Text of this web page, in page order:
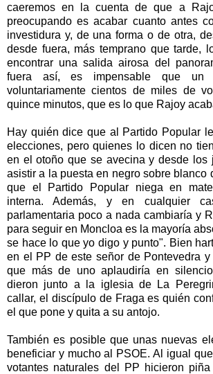
caeremos en la cuenta de que a
preocupando es acabar cuanto antes
investidura y, de una forma o de otra,
desde fuera, más temprano que tarde,
encontrar una salida airosa del
fuera así, es impensable que un
voluntariamente cientos de miles de
quince minutos, que es lo que Rajoy
Hay quién dice que al Partido Popular
elecciones, pero quienes lo dicen no
en el otoño que se avecina y desde los
asistir a la puesta en negro sobre blanco
que el Partido Popular niega en
interna. Además, y en cualquier
parlamentaria poco a nada cambiaría y
para seguir en Moncloa es la mayoría
se hace lo que yo digo y punto". Bien
en el PP de este señor de Pontevedra
que más de uno aplaudiría en
dieron junto a la iglesia de La
callar, el discípulo de Fraga es quién
el que pone y quita a su antojo.
También es posible que unas nuevas
beneficiar y mucho al PSOE. Al igual
votantes naturales del PP hicieron